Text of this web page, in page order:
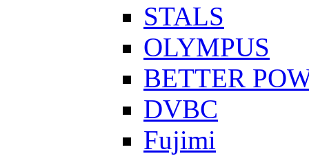
STALS
OLYMPUS
BETTER
DVBC
Fujimi